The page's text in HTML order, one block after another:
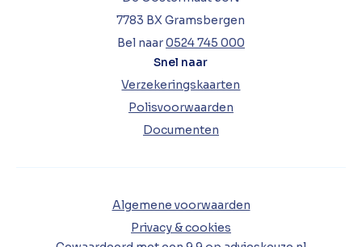
7783 BX Gramsbergen
Bel naar0524 745 000
Snel naar
Verzekeringskaarten
Polisvoorwaarden
Documenten
Algemene voorwaarden
Privacy & cookies